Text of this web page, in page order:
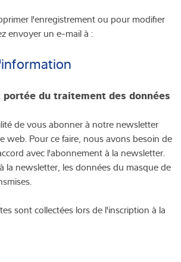
l'enregistrement ou pour modifier
envoyer un e-mail à :
du traitement des données
de vous abonner à notre newsletter
web. Pour ce faire, nous avons besoin de
avec l'abonnement à la newsletter.
la newsletter, les données du masque de
sont collectées lors de l'inscription à la